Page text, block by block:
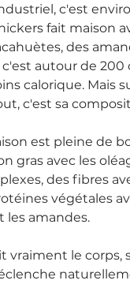
c'est
fait maison
des
autour de 200
calorique. Mais
c'est sa
est pleine de
gras avec les
des fibres
végétales
les amandes.
vraiment le corps,